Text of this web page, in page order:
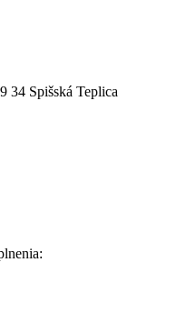
34 Spišská Teplica